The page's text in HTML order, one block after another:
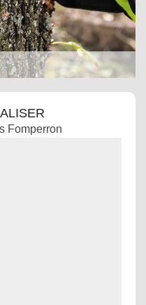
Fomperron